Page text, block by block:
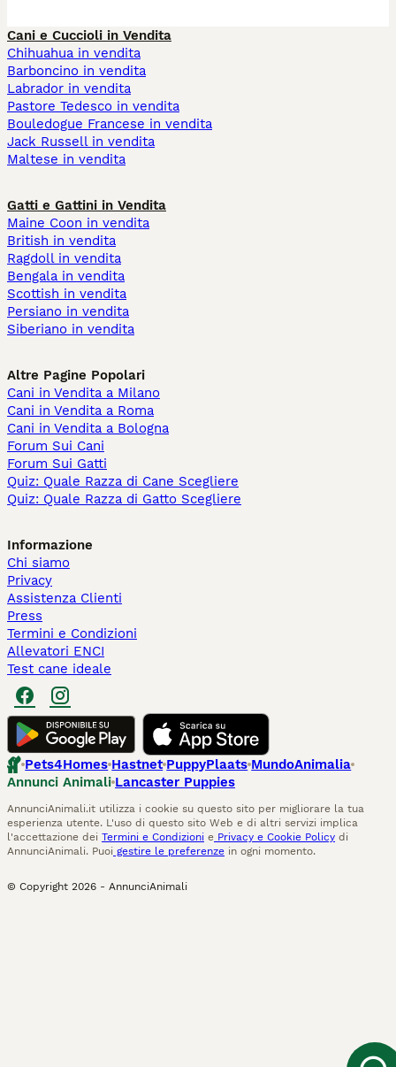
Cani e Cuccioli in Vendita
Chihuahua in vendita
Barboncino in vendita
Labrador in vendita
Pastore Tedesco in vendita
Bouledogue Francese in vendita
Jack Russell in vendita
Maltese in vendita
Gatti e Gattini in Vendita
Maine Coon in vendita
British in vendita
Ragdoll in vendita
Bengala in vendita
Scottish in vendita
Persiano in vendita
Siberiano in vendita
Altre Pagine Popolari
Cani in Vendita a Milano
Cani in Vendita a Roma
Cani in Vendita a Bologna
Forum Sui Cani
Forum Sui Gatti
Quiz: Quale Razza di Cane Scegliere
Quiz: Quale Razza di Gatto Scegliere
Informazione
Chi siamo
Privacy
Assistenza Clienti
Press
Termini e Condizioni
Allevatori ENCI
Test cane ideale
Pets4Homes Hastnet PuppyPlaats MundoAnimalia
Annunci Animali Lancaster Puppies
AnnunciAnimali.it utilizza i cookie su questo sito per migliorare la tua
esperienza utente. L'uso di questo sito Web e di altri servizi implica
l'accettazione dei Termini e Condizioni e Privacy e Cookie Policy di
AnnunciAnimali. Puoi gestire le preferenze in ogni momento.
© Copyright 2026 - AnnunciAnimali